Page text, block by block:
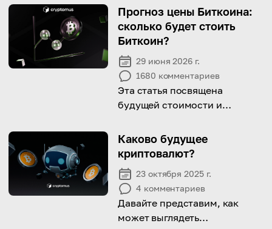
получить доступ к
криптовалюте под
руководством родителей.
Прогноз цены Биткоина:
сколько будет стоить
Биткоин?
29 июня 2026 г.
1680 комментариев
Эта статья посвящена
будущей стоимости и
потенциалу Биткоина.
Читайте, чтобы узнать
прогнозы экспертов!
Каково будущее
криптовалют?
23 октября 2025 г.
4 комментариев
Давайте представим, как
может выглядеть